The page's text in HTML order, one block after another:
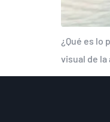
¿Qué es lo
visual de